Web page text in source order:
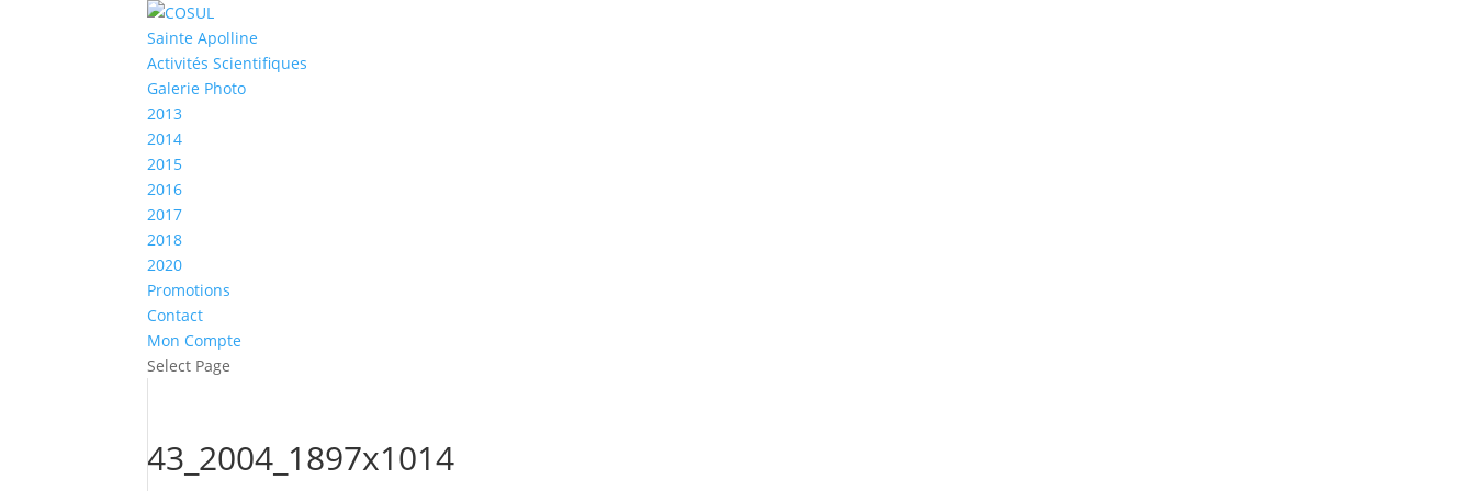
Sainte Apolline
Activités Scientifiques
Galerie Photo
2013
2014
2015
2016
2017
2018
2020
Promotions
Contact
Mon Compte
Select Page
43_2004_1897x1014